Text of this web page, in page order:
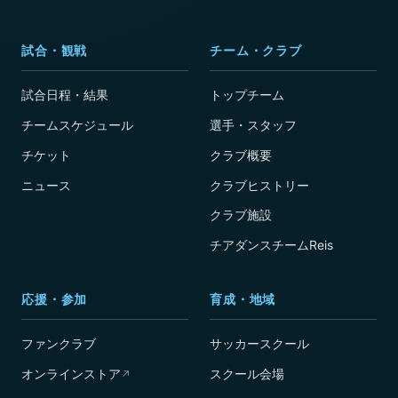
試合・観戦
試合日程・結果
チームスケジュール
チケット
ニュース
チーム・クラブ
トップチーム
選手・スタッフ
クラブ概要
クラブヒストリー
クラブ施設
チアダンスチームReis
応援・参加
ファンクラブ
オンラインストア ↗
育成・地域
サッカースクール
スクール会場